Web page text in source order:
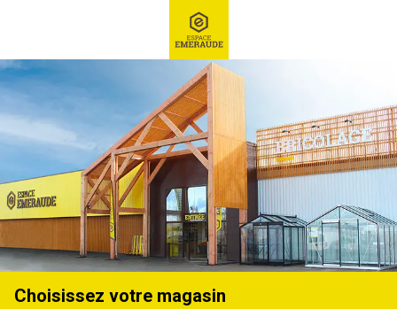
Ex : Robot tondeuse, ...
Accueil
GUIDES ET CONSEILS EXPERTS
TOUS NOS CONSEILS ENTRETENIR MON JARDIN CULTIVER MA
Choisissez votre magasin